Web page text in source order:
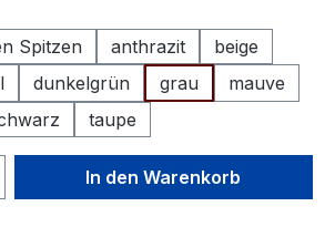
Spitzen
anthrazit
beige
dunkelgrün grau
mauve
taupe
Gib den
In den Warenkorb